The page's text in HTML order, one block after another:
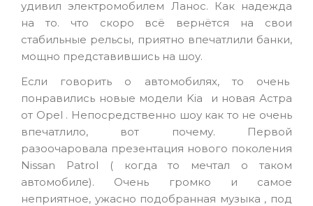
удивил электромобилем Ланос. Как надежда
на то. что скоро всё вернётся на свои
стабильные рельсы, приятно впечатлили банки,
мощно представившись на шоу.
Если говорить о автомобилях, то очень
понравились новые модели Kia и новая Астра
от Opel . Непосредственно шоу как то не очень
впечатлило, вот почему. Первой
разоочаровала презентация нового поколения
Nissan Patrol ( когда то мечтал о таком
автомобиле). Очень громко и самое
неприятное, ужасно подобранная музыка , под